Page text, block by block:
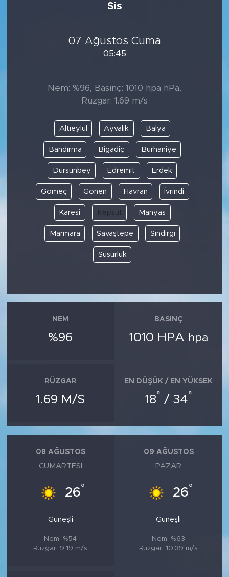
Sis
07 Ağustos Cuma
05:45
Nem: %96, Basınç: 1010 hpa hPa,
Rüzgar: 1.69 m/s
Altıeylül Ayvalık Balya
Bandırma Bigadiç Burhaniye
Dursunbey Edremit Erdek
Gömeç Gönen Havran İvrindi
Karesi Kepsut Manyas
Marmara Savaştepe Sındırgı
Susurluk
NEM
%96
BASINÇ
1010 HPA hpa
RÜZGAR
1.69 M/S
EN DÜŞÜK / EN YÜKSEK
18° / 34°
08 AĞUSTOS
CUMARTESI
26°
Güneşli
Nem: %54
Rüzgar: 9.19 m/s
09 AĞUSTOS
PAZAR
26°
Güneşli
Nem: %63
Rüzgar: 10.39 m/s